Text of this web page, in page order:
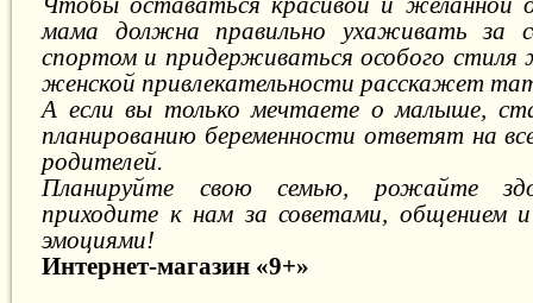
мама должна правильно ухаживать за
спортом и придерживаться особого стиля
женской привлекательности расскажет
А если вы только мечтаете о малыше,
планированию беременности ответят на
родителей.
Планируйте свою семью, рожайте
приходите к нам за советами, общением
эмоциями!
Интернет-магазин «9+»